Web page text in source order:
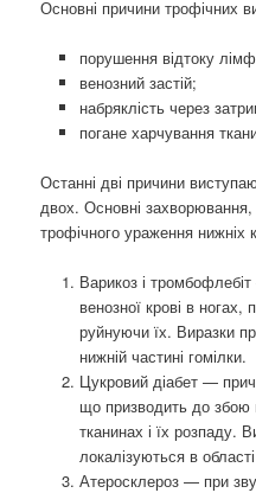
Основні причини трофічних
порушення відтоку
венозний застій;
набряклість через
погане харчування
Останні дві причини
двох. Основні захворювання,
трофічного ураження нижніх
Варикоз і
венозної крові в ногах,
руйнуючи їх. Виразки
нижній частині гомілки.
Цукровий діабет —
що призводить до збою
тканинах і їх розпаду.
локалізуються в
Атеросклероз — при